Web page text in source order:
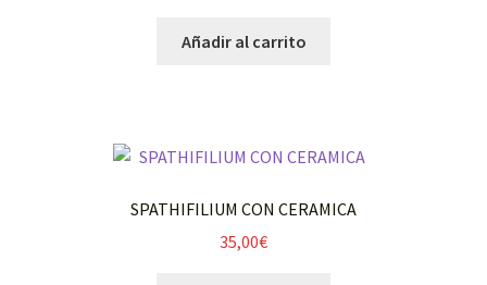
Añadir al carrito
SPATHIFILIUM CON CERAMICA
35,00€